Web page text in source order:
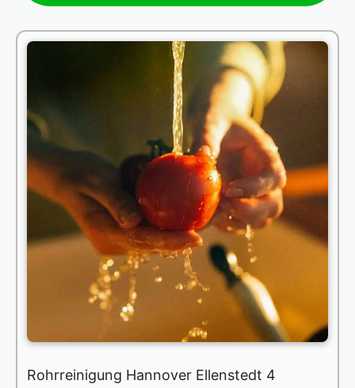
Rohrreinigung Hannover Ellenstedt 4